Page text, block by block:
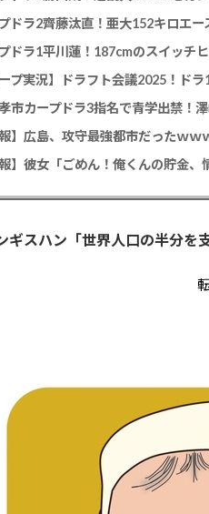
ドラ2齊藤汰直！亜大152キロエー
ープ実況】ドラフト会議2025！ド
市カープドラ3指名で青学出禁！
報】広島、攻守最強都市だったｗｗ
ギスハン「世界人口の半分を